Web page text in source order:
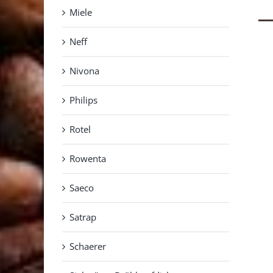
Miele
Neff
Nivona
Philips
Rotel
Rowenta
Saeco
Satrap
Schaerer